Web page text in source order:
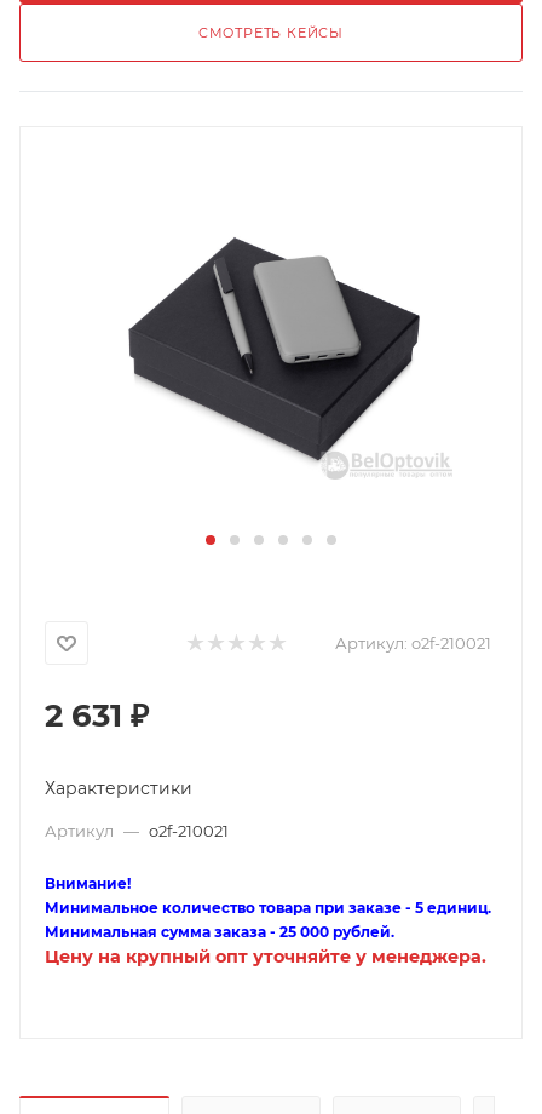
СМОТРЕТЬ КЕЙСЫ
Артикул: o2f-210021
2 631 ₽
Характеристики
Артикул — o2f-210021
Внимание!
Минимальное количество товара при заказе - 5 единиц.
Минимальная сумма заказа - 25 000 рублей.
Цену на крупный опт уточняйте у менеджера.